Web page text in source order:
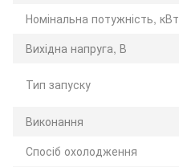
Номінальна потужність, кВт
Вихідна напруга, В
Тип запуску
Виконання
Спосіб охолодження